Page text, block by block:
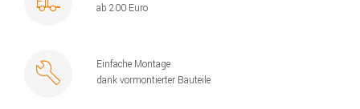
ab 200 Euro
Einfache Montage
dank vormontierter Bauteile